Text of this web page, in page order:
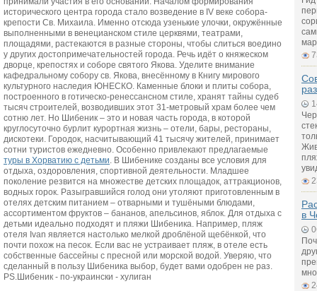
исторического центра города стало возведение в IV веке собора-
крепости Св. Михаила. Именно отсюда узенькие улочки, окружённые
выполненными в венецианском стиле церквями, театрами,
площадями, растекаются в разные стороны, чтобы слиться воедино
у других достопримечательностей города. Речь идёт о княжеском
дворце, крепостях и соборе святого Якова. Уделите внимание
кафедральному собору св. Якова, внесённому в Книгу мирового
культурного наследия ЮНЕСКО. Каменные блоки и плиты собора,
построенного в готическо-ренессансном стиле, хранят тайны судеб
тысяч строителей, возводивших этот 31-метровый храм более чем
сотню лет. Но Шибеник – это и новая часть города, в которой
круглосуточно бурлит курортная жизнь – отели, бары, рестораны,
дискотеки. Городок, насчитывающий 41 тысячу жителей, принимает
сотни туристов ежедневно. Особенно привлекают предлагаемые
туры в Хорватию с детьми. В Шибенике созданы все условия для
отдыха, оздоровления, спортивной деятельности. Младшее
поколение резвится на множестве детских площадок, аттракционов,
водных горок. Разыгравшийся голод они утоляют приготовленным в
отелях детским питанием – отварными и тушёными блюдами,
ассортиментом фруктов – бананов, апельсинов, яблок. Для отдыха с
детьми идеально подходят и пляжи Шибеника. Например, пляж
отеля Ivan является настолько мелкой дроблёной щебёнкой, что
почти похож на песок. Если вас не устраивает пляж, в отеле есть
собственные бассейны с пресной или морской водой. Уверяю, что
сделанный в пользу Шибеника выбор, будет вами одобрен не раз.
PS.Шибеник - по-украински - хулиган
в